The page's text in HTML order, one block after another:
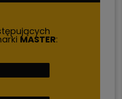
MASTER: